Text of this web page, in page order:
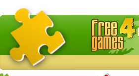
FreeGames4Rrest -